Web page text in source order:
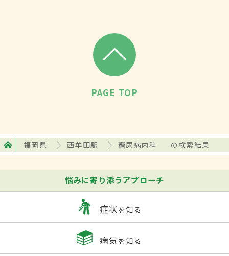
PAGE TOP
福岡県 西牟田駅 糖尿病内科 の検索結果
悩みに寄り添うアプローチ
症状を知る
病気を知る